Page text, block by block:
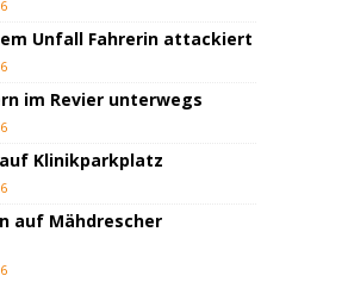
Unfall Fahrerin attackiert
im Revier unterwegs
Klinikparkplatz
auf Mähdrescher